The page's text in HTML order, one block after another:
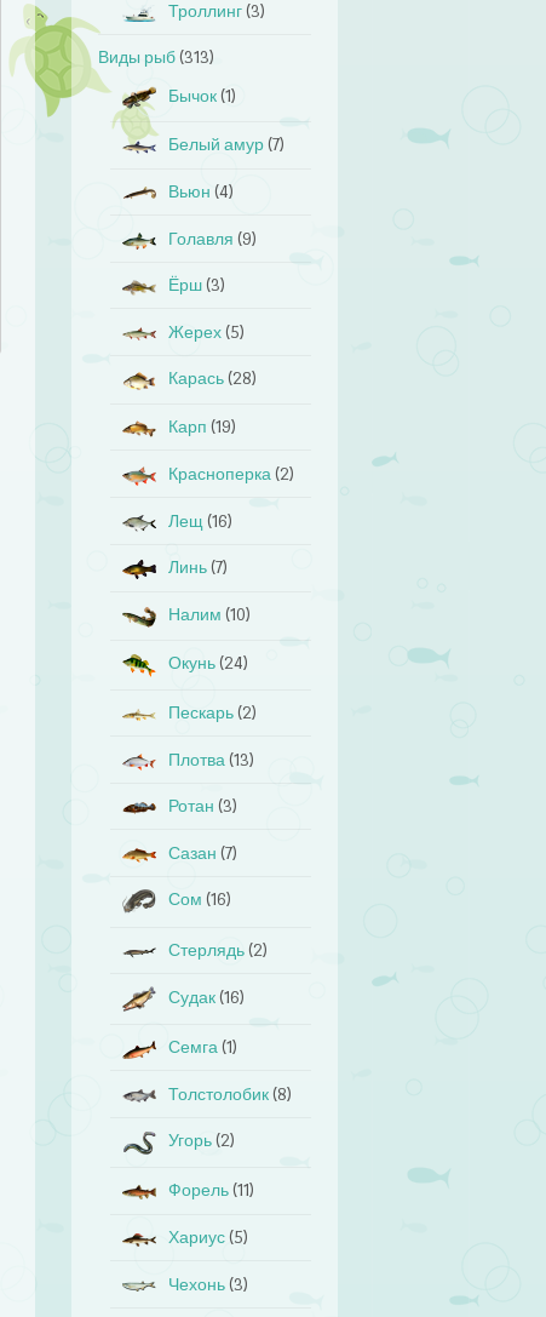
Троллинг (3)
Виды рыб (313)
Бычок (1)
Белый амур (7)
Вьюн (4)
Голавля (9)
Ёрш (3)
Жерех (5)
Карась (28)
Карп (19)
Красноперка (2)
Лещ (16)
Линь (7)
Налим (10)
Окунь (24)
Пескарь (2)
Плотва (13)
Ротан (3)
Сазан (7)
Сом (16)
Стерлядь (2)
Судак (16)
Семга (1)
Толстолобик (8)
Угорь (2)
Форель (11)
Хариус (5)
Чехонь (3)